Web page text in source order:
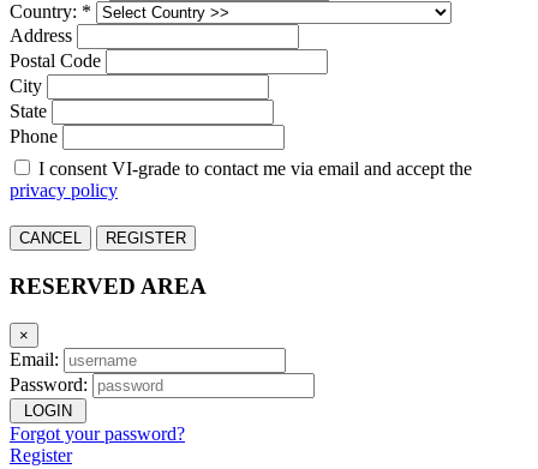
Country: *
Address
Postal Code
City
State
Phone
I consent VI-grade to contact me via email and accept the
privacy policy
CANCEL REGISTER
RESERVED AREA
×
Email:
Password:
LOGIN
Forgot your password?
Register